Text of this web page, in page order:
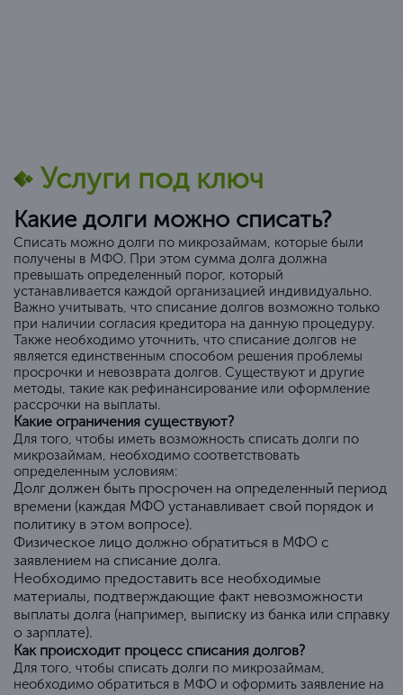
Услуги под ключ
Какие долги можно списать?
Списать можно долги по микрозаймам, которые были
получены в МФО. При этом сумма долга должна
превышать определенный порог, который
устанавливается каждой организацией индивидуально.
Важно учитывать, что списание долгов возможно только
при наличии согласия кредитора на данную процедуру.
Также необходимо уточнить, что списание долгов не
является единственным способом решения проблемы
просрочки и невозврата долгов. Существуют и другие
методы, такие как рефинансирование или оформление
рассрочки на выплаты.
Какие ограничения существуют?
Для того, чтобы иметь возможность списать долги по
микрозаймам, необходимо соответствовать
определенным условиям:
Долг должен быть просрочен на определенный период
времени (каждая МФО устанавливает свой порядок и
политику в этом вопросе).
Физическое лицо должно обратиться в МФО с
заявлением на списание долга.
Необходимо предоставить все необходимые
материалы, подтверждающие факт невозможности
выплаты долга (например, выписку из банка или справку
о зарплате).
Как происходит процесс списания долгов?
Для того, чтобы списать долги по микрозаймам,
необходимо обратиться в МФО и оформить заявление на